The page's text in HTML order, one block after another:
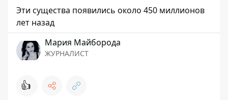
Эти существа появились около 450 миллионов
лет назад
Мария Майборода
ЖУРНАЛИСТ
👍